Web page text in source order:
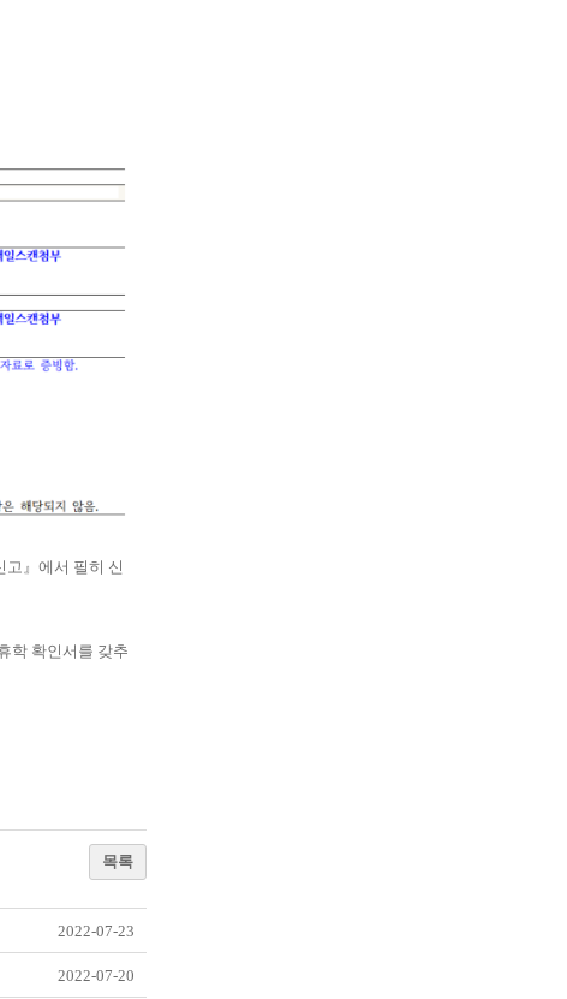
고 』 에서 필히 신
학 확인서를 갖추
목록
2022-07-23
2022-07-20